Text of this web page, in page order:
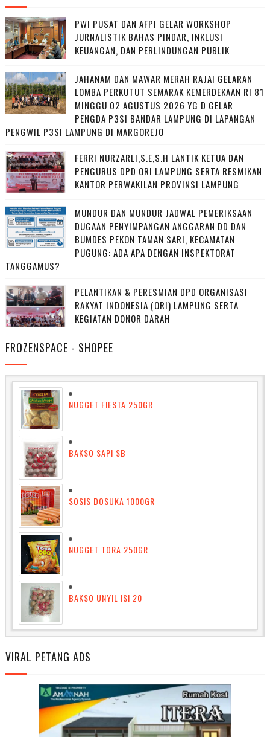
PWI PUSAT DAN AFPI GELAR WORKSHOP
JURNALISTIK BAHAS PINDAR, INKLUSI
KEUANGAN, DAN PERLINDUNGAN PUBLIK
JAHANAM DAN MAWAR MERAH RAJAI GELARAN
LOMBA PERKUTUT SEMARAK KEMERDEKAAN RI 81
MINGGU 02 AGUSTUS 2026 YG D GELAR
PENGDA P3SI BANDAR LAMPUNG DI LAPANGAN
PENGWIL P3SI LAMPUNG DI MARGOREJO
FERRI NURZARLI,S.E,S.H LANTIK KETUA DAN
PENGURUS DPD ORI LAMPUNG SERTA RESMIKAN
KANTOR PERWAKILAN PROVINSI LAMPUNG
MUNDUR DAN MUNDUR JADWAL PEMERIKSAAN
DUGAAN PENYIMPANGAN ANGGARAN DD DAN
BUMDES PEKON TAMAN SARI, KECAMATAN
PUGUNG: ADA APA DENGAN INSPEKTORAT
TANGGAMUS?
PELANTIKAN & PERESMIAN DPD ORGANISASI
RAKYAT INDONESIA (ORI) LAMPUNG SERTA
KEGIATAN DONOR DARAH
FROZENSPACE - SHOPEE
NUGGET FIESTA 250GR
BAKSO SAPI SB
SOSIS DOSUKA 1000GR
NUGGET TORA 250GR
BAKSO UNYIL ISI 20
VIRAL PETANG ADS